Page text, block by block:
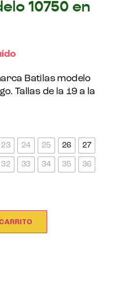
10750 en
Batilas modelo
Tallas de la 19 a la
23 24 25 26 27
32 33 34 35 36